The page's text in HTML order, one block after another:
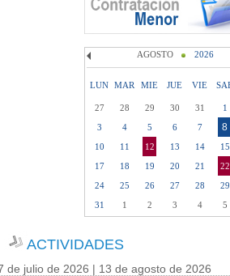
AGOSTO 2026
LUN MAR MIE JUE VIE
27 28 29 30 31 1
3
4 5 6 7 8
10
11 12 13 14 15
17
18 19 20 21 22
24
25 26 27 28 29
31
1 2 3 4 5
ACTIVIDADES
de julio de 2026 | 13 de agosto de 2026